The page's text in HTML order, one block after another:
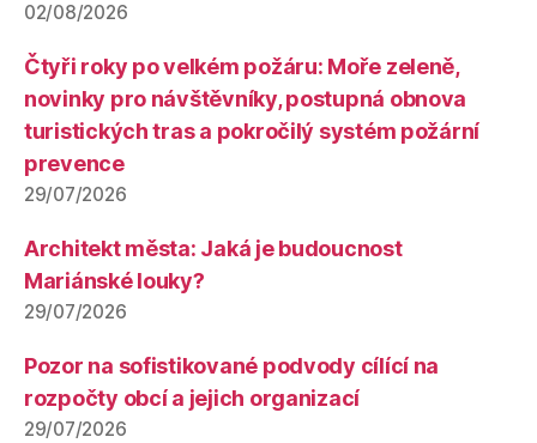
02/08/2026
Čtyři roky po velkém požáru: Moře zeleně,
novinky pro návštěvníky, postupná obnova
turistických tras a pokročilý systém požární
prevence
29/07/2026
Architekt města: Jaká je budoucnost
Mariánské louky?
29/07/2026
Pozor na sofistikované podvody cílící na
rozpočty obcí a jejich organizací
29/07/2026